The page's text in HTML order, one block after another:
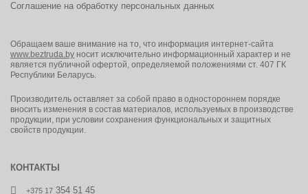
Соглашение на обработку персональных данных
Обращаем ваше внимание на то, что информация интернет-сайта
www.beztruda.by носит исключительно информационный характер и не
является публичной офертой, определяемой положениями ст. 407 ГК
Республики Беларусь.
Производитель оставляет за собой право в одностороннем порядке
вносить изменения в состав материалов, используемых в производстве
продукции, при условии сохранения функциональных и защитных
свойств продукции.
КОНТАКТЫ
+375 17 354 51 45